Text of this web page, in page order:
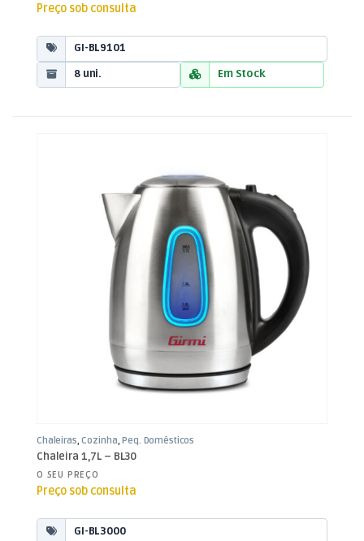
Preço sob consulta
GI-BL9101
8 uni.
Em Stock
Chaleiras,Cozinha,Peq. Domésticos
Chaleira 1,7L – BL30
O SEU PREÇO
Preço sob consulta
GI-BL3000